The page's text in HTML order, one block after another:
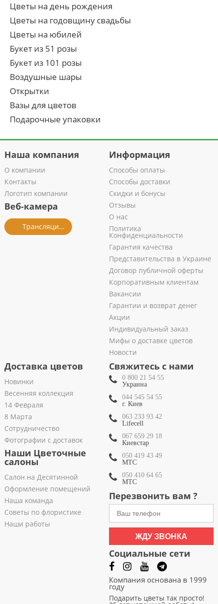
Цветы на день рождения
Цветы на годовщину свадьбы
Цветы на юбилей
Букет из 51 розы
Букет из 101 розы
Воздушные шары
Открытки
Вазы для цветов
Подарочные упаковки
Наша компания
О компании
Контакты
Логотип компании
Веб-камера
Трансляция из салона
Информация
Способы оплаты
Способы доставки
Скидки и бонусы
Отзывы
О нас
Политика
Конфиденциальности
Гарантия качества
Представительства в Украине
Договор публичной оферты
Корпоративным клиентам
Вакансии
Гарантии и возврат денег
Акции
Индивидуальный заказ
Мифы о доставке цветов
Новости
Доставка цветов
Новинки
Весенняя коллекция
14 Февраля
8 Марта
Сотрудничество
Фотографии с доставок
Наши Цветочные
салоны
Салон на Десятинной
Оформление помещений
Наша команда
Советы по флористике
Наши работы
Свяжитесь с нами
0 800 21 54 55
Украина
044 545 54 55
г. Киев
063 233 93 42
Lifecell
067 659 29 18
Киевстар
050 419 43 49
МТС
050 410 64 65
МТС
Перезвонить вам ?
ЖДУ ЗВОНКА
Социальные сети
Компания основана в 1999
году
Подарить цветы так просто!